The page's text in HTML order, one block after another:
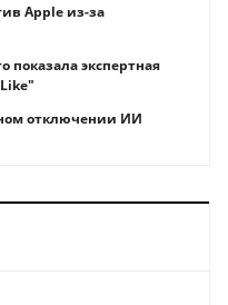
Apple из-за
показала экспертная
отключении ИИ